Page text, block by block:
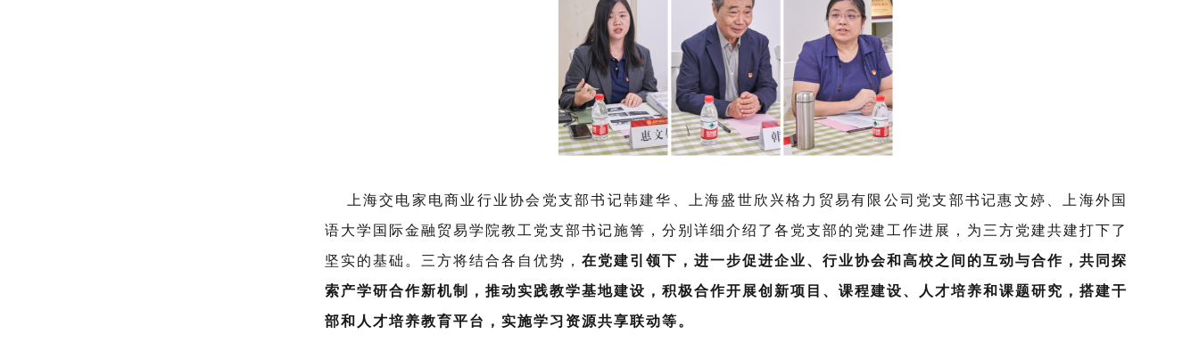
上海交电家电商业行业协会党支部书记韩建华、上海盛世欣兴格力贸易有限公司党支部书记惠文婷、上海外国
语大学国际金融贸易学院教工党支部书记施箐，分别详细介绍了各党支部的党建工作进展，为三方党建共建打下了
坚实的基础。三方将结合各自优势， 在党建引领下，进一步促进企业、行业协会和高校之间的互动与合作，共同探
索产学研合作新机制，推动实践教学基地建设，积极合作开展创新项目、课程建设、人才培养和课题研究，搭建干
部和人才培养教育平台，实施学习资源共享联动等。